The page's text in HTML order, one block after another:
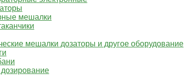
мешалки
мешалки дозаторы и другое оборудование